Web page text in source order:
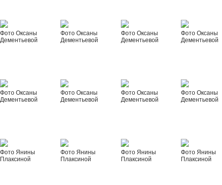
Фото Оксаны
Дементьевой
Фото Оксаны
Дементьевой
Фото Оксаны
Дементьевой
Фото Оксаны
Дементьевой
Фото Оксаны
Дементьевой
Фото Оксаны
Дементьевой
Фото Оксаны
Дементьевой
Фото Оксаны
Дементьевой
Фото Янины
Плаксиной
Фото Янины
Плаксиной
Фото Янины
Плаксиной
Фото Янины
Плаксиной